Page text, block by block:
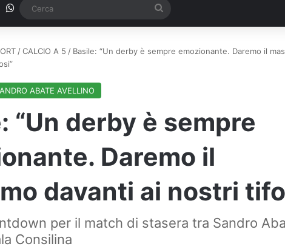
WhatsApp
/CALCIO A 5 / Basile: “Un derby è sempre emozionante. Daremo il
ABATE AVELLINO
“Un derby è sempre
Daremo il
davanti ai nostri
per il match di stasera tra Sandro
Consilina